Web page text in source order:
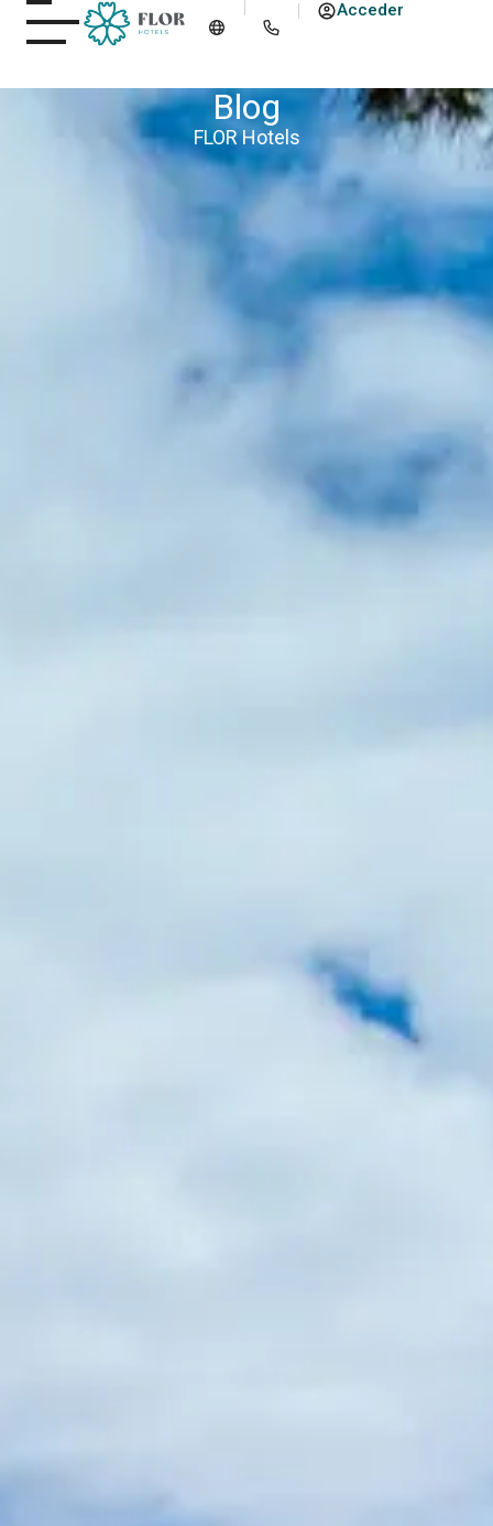
Acceder
Blog
FLOR Hotels